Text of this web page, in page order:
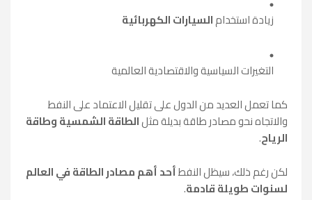
زيادة استخدامالسيارات الكهربائية
التغيرات السياسية والاقتصادية العالمية
كما تعمل العديد من الدول على تقليل الاعتماد على النفط
والاتجاه نحو مصادر طاقة بديلة مثلالطاقة الشمسية وطاقة
الرياح.
لكن رغم ذلك، سيظل النفطأحد أهم مصادر الطاقة في العالم
لسنوات طويلة قادمة.